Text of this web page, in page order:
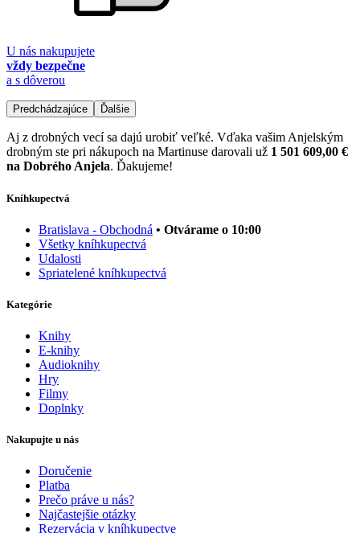
U nás nakupujete
vždy bezpečne
a s dôverou
Predchádzajúce Ďalšie
Aj z drobných vecí sa dajú urobiť veľké. Vďaka vašim Anjelským
drobným ste pri nákupoch na Martinuse darovali už 1 501 609,00 €
na Dobrého Anjela. Ďakujeme!
Kníhkupectvá
Bratislava - Obchodná • Otvárame o 10:00
Všetky kníhkupectvá
Udalosti
Spriatelené kníhkupectvá
Kategórie
Knihy
E-knihy
Audioknihy
Hry
Filmy
Doplnky
Nakupujte u nás
Doručenie
Platba
Prečo práve u nás?
Najčastejšie otázky
Rezervácia v kníhkupectve